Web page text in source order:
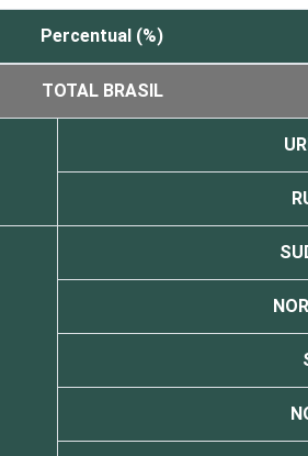
Percentual (%)
TOTAL BRASIL